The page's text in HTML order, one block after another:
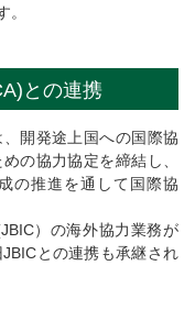
との連携
開発途上国への国際協
の協力協定を締結し、
の推進を通して国際協
）の海外協力業務が
との連携も承継され